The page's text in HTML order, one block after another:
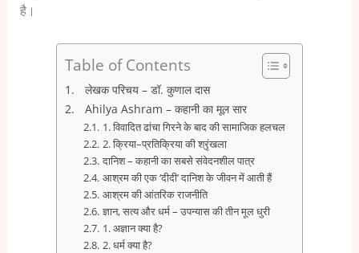
है।
Table of Contents
लेखक परिचय – डॉ. कुणाल दास
Ahilya Ashram – कहानी का मूल सार
1. विवादित ढांचा गिरने के बाद की सामाजिक हलचल
2. क्रिया–प्रतिक्रिया की श्रृंखला
दानिश – कहानी का सबसे संवेदनशील पात्र
आश्रम की एक ‘दीदी’ दानिश के जीवन में आती हैं
आश्रम की आंतरिक राजनीति
ज्ञान, सत्य और धर्म – उपन्यास की तीन मूल धुरी
1. अज्ञान क्या है?
2. धर्म क्या है?